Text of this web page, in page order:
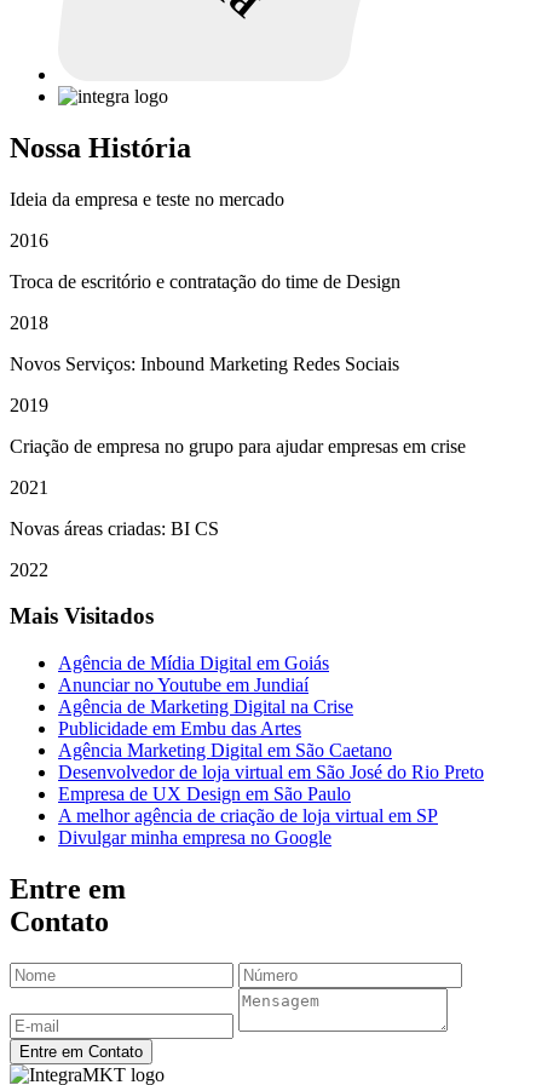
Nossa História
Ideia da empresa e teste no mercado
2016
Troca de escritório e contratação do time de Design
2018
Novos Serviços: Inbound Marketing Redes Sociais
2019
Criação de empresa no grupo para ajudar empresas em crise
2021
Novas áreas criadas: BI CS
2022
Mais Visitados
Agência de Mídia Digital em Goiás
Anunciar no Youtube em Jundiaí
Agência de Marketing Digital na Crise
Publicidade em Embu das Artes
Agência Marketing Digital em São Caetano
Desenvolvedor de loja virtual em São José do Rio Preto
Empresa de UX Design em São Paulo
A melhor agência de criação de loja virtual em SP
Divulgar minha empresa no Google
Entre em
Contato
Entre em Contato